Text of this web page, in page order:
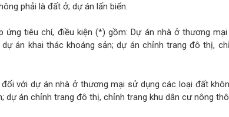
phải là đất ở; dự án lấn biển.
ứng tiêu chí, điều kiện (*) gồm: Dự án nhà ở thương
án khai thác khoáng sản; dự án chỉnh trang đô thị,
với dự án nhà ở thương mại sử dụng các loại đất
dự án chỉnh trang đô thị, chỉnh trang khu dân cư nông